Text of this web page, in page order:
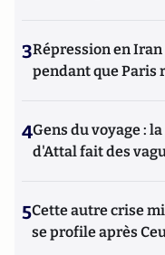
3Répression en
pendant que Paris
4Gens du voyage :
d'Attal fait des
5Cette autre crise
se profile après